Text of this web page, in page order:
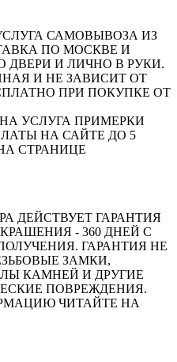
САМОВЫВОЗА ИЗ
ПО МОСКВЕ И
ДВЕРИ И ЛИЧНО В РУКИ.
И НЕ ЗАВИСИТ ОТ
ПРИ ПОКУПКЕ ОТ
УСЛУГА ПРИМЕРКИ
НА САЙТЕ ДО 5
СТРАНИЦЕ
ДЕЙСТВУЕТ ГАРАНТИЯ
- 360 ДНЕЙ С
ГАРАНТИЯ НЕ
ЗАМКИ,
КАМНЕЙ И ДРУГИЕ
ПОВРЕЖДЕНИЯ.
ЧИТАЙТЕ НА